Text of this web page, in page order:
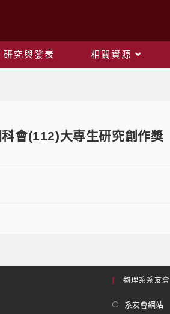
研究與發表 相關資源
會(112)大專生研究創作獎
物理系系友會
系友會網站